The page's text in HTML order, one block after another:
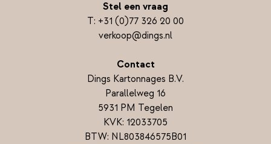
Stel een vraag
T: +31 (0)77 326 20 00
verkoop@dings.nl
Contact
Dings Kartonnages B.V.
Parallelweg 16
5931 PM Tegelen
KVK: 12033705
BTW: NL803846575B01